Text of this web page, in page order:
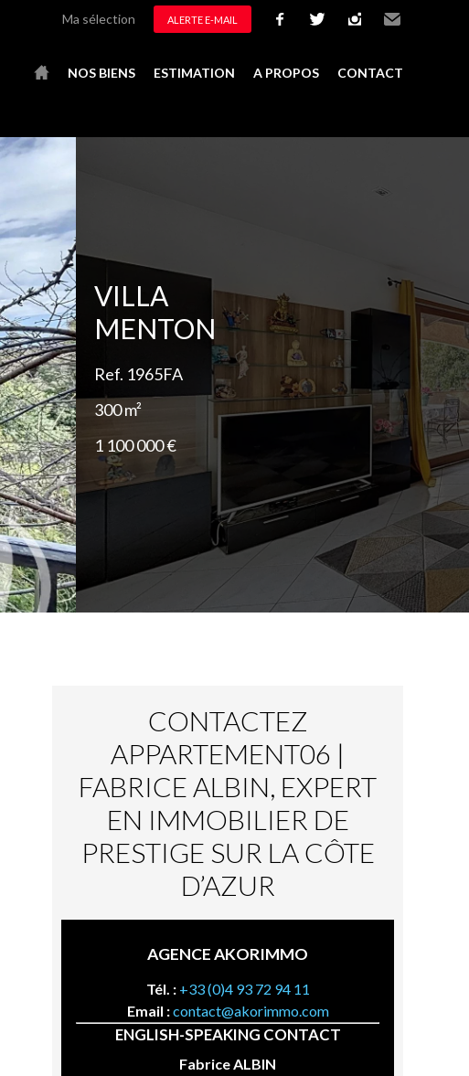
Ma sélection ALERTE E-MAIL
NOS BIENS ESTIMATION A PROPOS CONTACT
VILLA
MENTON
Ref. 1965FA
300 m²
1 100 000 €
CONTACTEZ
APPARTEMENT06 |
FABRICE ALBIN, EXPERT
EN IMMOBILIER DE
PRESTIGE SUR LA CÔTE
D’AZUR
AGENCE AKORIMMO
Tél. : +33 (0)4 93 72 94 11
Email :contact@akorimmo.com
ENGLISH-SPEAKING CONTACT
Fabrice ALBIN